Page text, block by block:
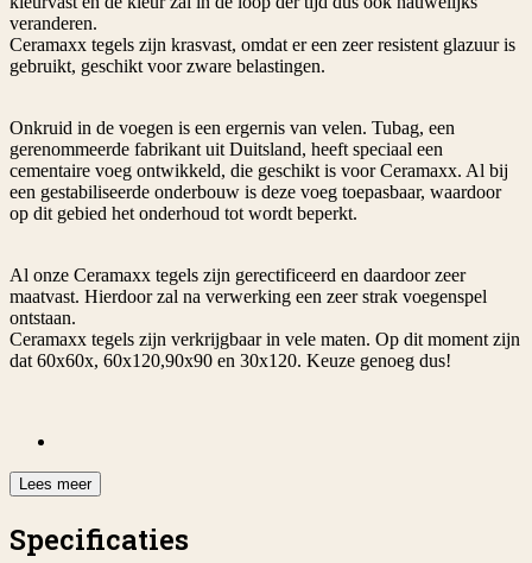
veranderen.
Ceramaxx tegels zijn krasvast, omdat er een zeer resistent glazuur is
gebruikt, geschikt voor zware belastingen.
Onkruid in de voegen is een ergernis van velen. Tubag, een
gerenommeerde fabrikant uit Duitsland, heeft speciaal een
cementaire voeg ontwikkeld, die geschikt is voor Ceramaxx. Al bij
een gestabiliseerde onderbouw is deze voeg toepasbaar, waardoor
op dit gebied het onderhoud tot wordt beperkt.
Al onze Ceramaxx tegels zijn gerectificeerd en daardoor zeer
maatvast. Hierdoor zal na verwerking een zeer strak voegenspel
ontstaan.
Ceramaxx tegels zijn verkrijgbaar in vele maten. Op dit moment zijn
dat 60x60x, 60x120,90x90 en 30x120. Keuze genoeg dus!
Lees meer
Specificaties